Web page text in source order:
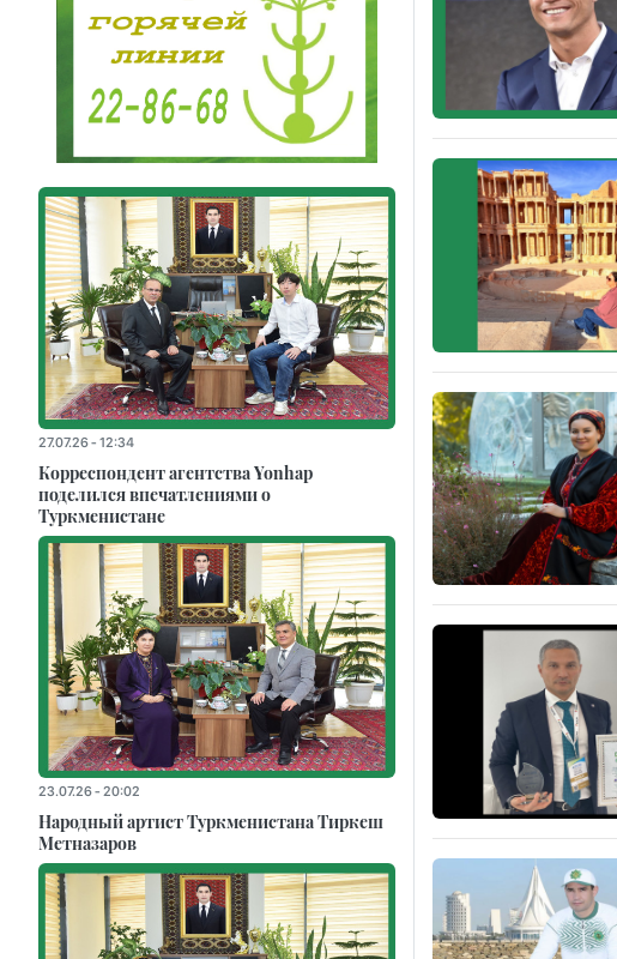
27.07.26 - 12:34
Корреспондент агентства Yonhap
поделился впечатлениями о
Туркменистане
23.07.26 - 20:02
Народный артист Туркменистана Тиркеш
Мeтназаров